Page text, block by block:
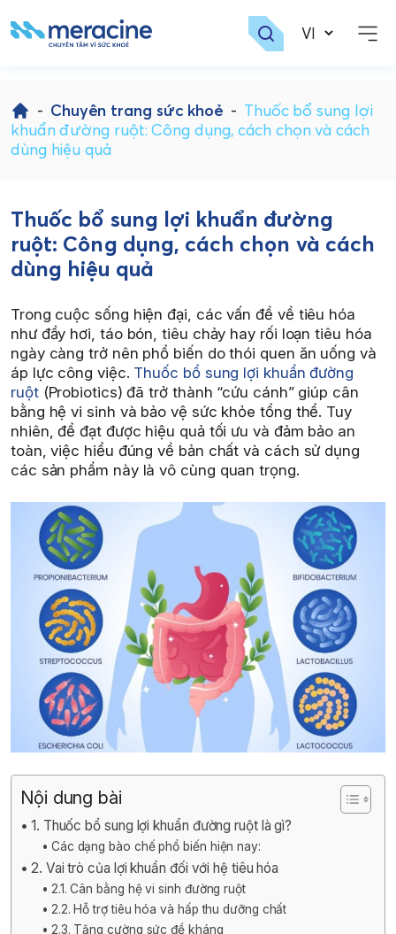
to
content
- Chuyên trang sức khoẻ - Thuốc bổ sung lợi
khuẩn đường ruột: Công dụng, cách chọn và cách
dùng hiệu quả
Thuốc bổ sung lợi khuẩn đường
ruột: Công dụng, cách chọn và cách
dùng hiệu quả
Trong cuộc sống hiện đại, các vấn đề về tiêu hóa
như đầy hơi, táo bón, tiêu chảy hay rối loạn tiêu hóa
ngày càng trở nên phổ biến do thói quen ăn uống và
áp lực công việc. Thuốc bổ sung lợi khuẩn đường
ruột(Probiotics) đã trở thành “cứu cánh” giúp cân
bằng hệ vi sinh và bảo vệ sức khỏe tổng thể. Tuy
nhiên, để đạt được hiệu quả tối ưu và đảm bảo an
toàn, việc hiểu đúng về bản chất và cách sử dụng
các sản phẩm này là vô cùng quan trọng.
Nội dung bài
1. Thuốc bổ sung lợi khuẩn đường ruột là gì?
Các dạng bào chế phổ biến hiện nay:
2. Vai trò của lợi khuẩn đối với hệ tiêu hóa
2.1. Cân bằng hệ vi sinh đường ruột
2.2. Hỗ trợ tiêu hóa và hấp thu dưỡng chất
2.3. Tăng cường sức đề kháng